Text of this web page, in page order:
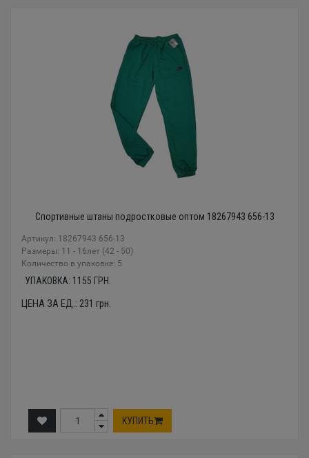
Спортивные штаны подростковые оптом 18267943 656-13
Артикул: 18267943 656-13
Размеры: 11 - 16лет (42 - 50)
Количество в упаковке: 5
УПАКОВКА: 1155 ГРН.
ЦЕНА ЗА ЕД.: 231 грн.
КУПИТЬ